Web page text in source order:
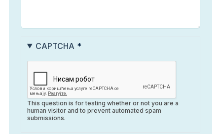
CAPTCHA
This question is for testing whether or not you are a
human visitor and to prevent automated spam
submissions.